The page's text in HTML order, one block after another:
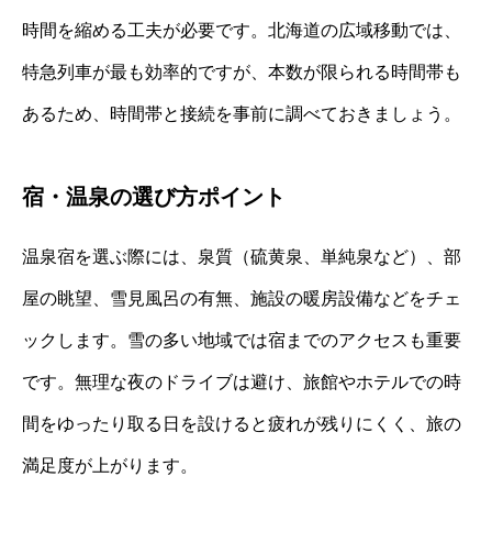
時間を縮める工夫が必要です。北海道の広域移動では、
特急列車が最も効率的ですが、本数が限られる時間帯も
あるため、時間帯と接続を事前に調べておきましょう。
宿・温泉の選び方ポイント
温泉宿を選ぶ際には、泉質（硫黄泉、単純泉など）、部
屋の眺望、雪見風呂の有無、施設の暖房設備などをチェ
ックします。雪の多い地域では宿までのアクセスも重要
です。無理な夜のドライブは避け、旅館やホテルでの時
間をゆったり取る日を設けると疲れが残りにくく、旅の
満足度が上がります。